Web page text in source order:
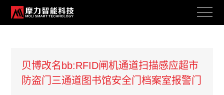
新闻资讯
BRAND ACTIVITY
贝博改名bb:RFID闸机通道扫描感应超市
防盗门三通道图书馆安全门档案室报警门